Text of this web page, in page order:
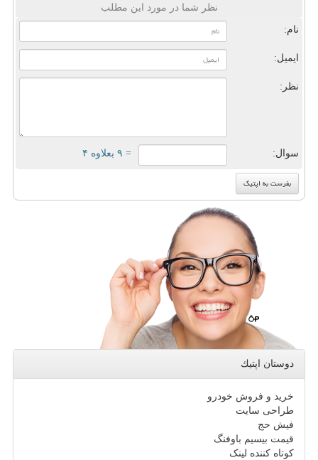
نظر شما در مورد این مطلب
نام:
ایمیل:
نظر:
سوال: = ۹ بعلاوه ۴
دوستان اپتیك
خرید و فروش خودرو
طراحی سایت
فیش حج
قیمت بیسیم باوفنگ
کوتاه کننده لینک